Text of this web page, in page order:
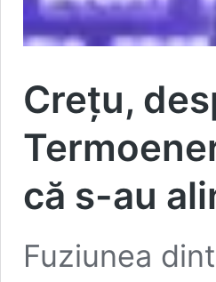
Creţu,
că s-au
Fuziunea